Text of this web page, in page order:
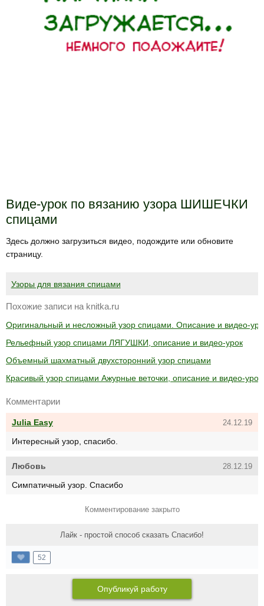
Виде-урок по вязанию узора ШИШЕЧКИ
спицами
Здесь должно загрузиться видео, подождите или обновите
страницу.
Узоры для вязания спицами
Похожие записи на knitka.ru
Оригинальный и несложный узор спицами. Описание и видео-
Рельефный узор спицами ЛЯГУШКИ, описание и видео-урок
Объемный шахматный двухсторонний узор спицами
Красивый узор спицами Ажурные веточки, описание и видео-урок
Комментарии
Julia Easy 24.12.19
Интересный узор, спасибо.
Любовь 28.12.19
Симпатичный узор. Спасибо
Комментирование закрыто
Лайк - простой способ сказать Спасибо!
52
Опубликуй работу